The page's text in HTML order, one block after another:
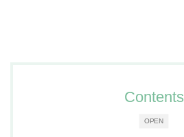
OPEN
Contents